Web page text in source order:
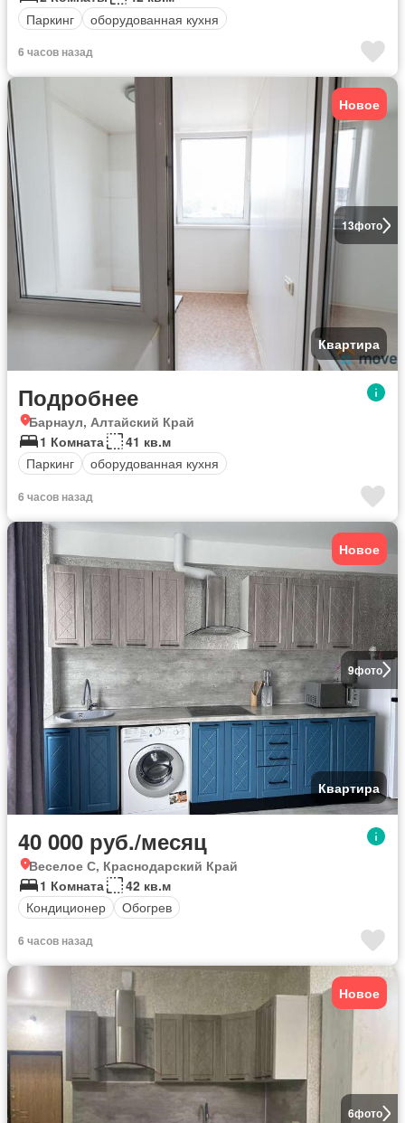
Паркинг
оборудованная кухня
6 часов назад
13фото
Новое
Квартира
Подробнее
Барнаул, Алтайский Край
1 Комната
41 кв.м
Паркинг
оборудованная кухня
6 часов назад
9фото
Новое
Квартира
40 000 руб./месяц
Веселое С, Краснодарский Край
1 Комната
42 кв.м
Кондиционер
Обогрев
6 часов назад
6фото
Новое